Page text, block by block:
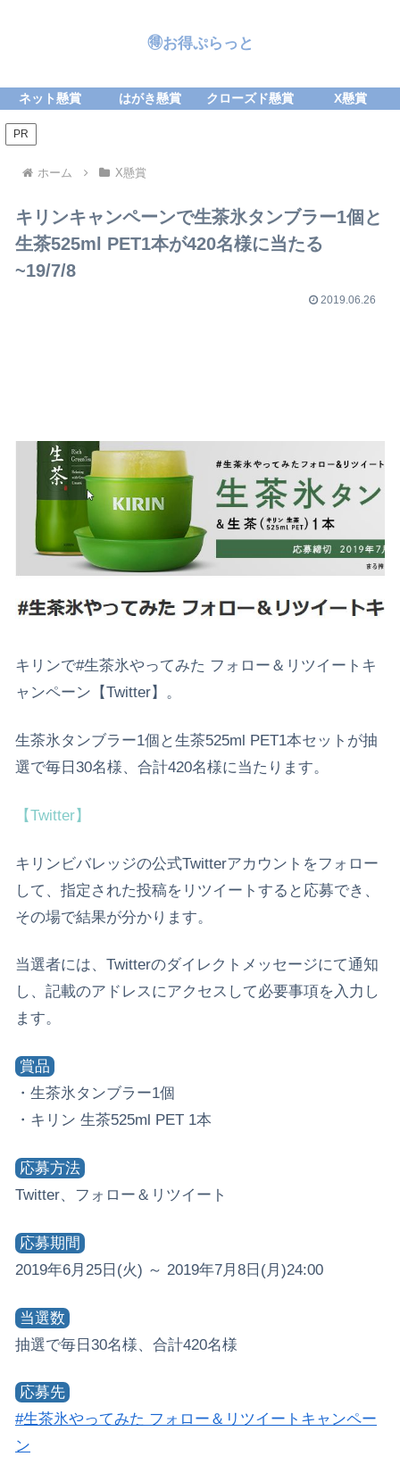
🉐お得ぷらっと
ネット懸賞 はがき懸賞 クローズド懸賞 X懸賞
PR
ホーム X懸賞
キリンキャンペーンで生茶氷タンブラー1個と
生茶525ml PET1本が420名様に当たる
~19/7/8
2019.06.26
キリンで#生茶氷やってみた フォロー＆リツイートキ
ャンペーン【Twitter】。
生茶氷タンブラー1個と生茶525ml PET1本セットが抽
選で毎日30名様、合計420名様に当たります。
【Twitter】
キリンビバレッジの公式Twitterアカウントをフォロー
して、指定された投稿をリツイートすると応募でき、
その場で結果が分かります。
当選者には、Twitterのダイレクトメッセージにて通知
し、記載のアドレスにアクセスして必要事項を入力し
ます。
賞品
・生茶氷タンブラー1個
・キリン 生茶525ml PET 1本
応募方法
Twitter、フォロー＆リツイート
応募期間
2019年6月25日(火) ～ 2019年7月8日(月)24:00
当選数
抽選で毎日30名様、合計420名様
応募先
#生茶氷やってみた フォロー＆リツイートキャンペー
ン